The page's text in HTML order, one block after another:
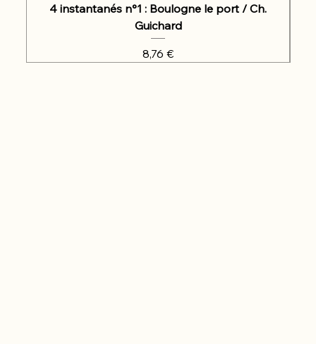
4 instantanés n°1 : Boulogne le port / Ch.
Guichard
Prix
8,76 €